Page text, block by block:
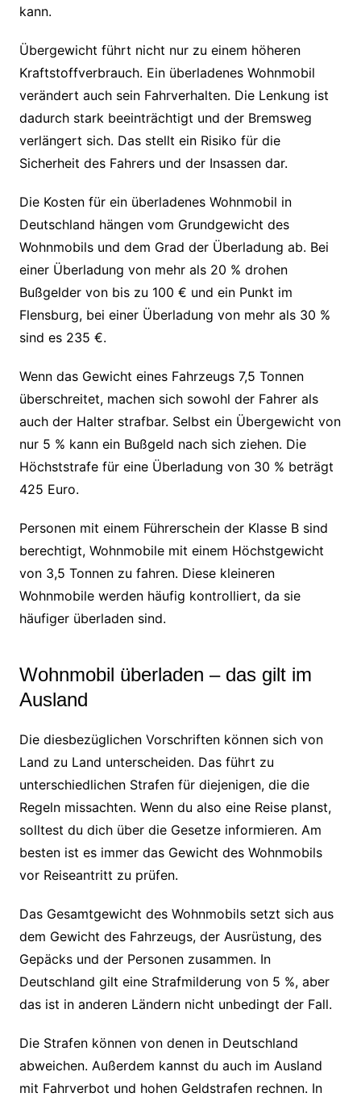
kann.
Übergewicht führt nicht nur zu einem höheren
Kraftstoffverbrauch. Ein überladenes Wohnmobil
verändert auch sein Fahrverhalten. Die Lenkung ist
dadurch stark beeinträchtigt und der Bremsweg
verlängert sich. Das stellt ein Risiko für die
Sicherheit des Fahrers und der Insassen dar.
Die Kosten für ein überladenes Wohnmobil in
Deutschland hängen vom Grundgewicht des
Wohnmobils und dem Grad der Überladung ab. Bei
einer Überladung von mehr als 20 % drohen
Bußgelder von bis zu 100 € und ein Punkt im
Flensburg, bei einer Überladung von mehr als 30 %
sind es 235 €.
Wenn das Gewicht eines Fahrzeugs 7,5 Tonnen
überschreitet, machen sich sowohl der Fahrer als
auch der Halter strafbar. Selbst ein Übergewicht von
nur 5 % kann ein Bußgeld nach sich ziehen. Die
Höchststrafe für eine Überladung von 30 % beträgt
425 Euro.
Personen mit einem Führerschein der Klasse B sind
berechtigt, Wohnmobile mit einem Höchstgewicht
von 3,5 Tonnen zu fahren. Diese kleineren
Wohnmobile werden häufig kontrolliert, da sie
häufiger überladen sind.
Wohnmobil überladen – das gilt im
Ausland
Die diesbezüglichen Vorschriften können sich von
Land zu Land unterscheiden. Das führt zu
unterschiedlichen Strafen für diejenigen, die die
Regeln missachten. Wenn du also eine Reise planst,
solltest du dich über die Gesetze informieren. Am
besten ist es immer das Gewicht des Wohnmobils
vor Reiseantritt zu prüfen.
Das Gesamtgewicht des Wohnmobils setzt sich aus
dem Gewicht des Fahrzeugs, der Ausrüstung, des
Gepäcks und der Personen zusammen. In
Deutschland gilt eine Strafmilderung von 5 %, aber
das ist in anderen Ländern nicht unbedingt der Fall.
Die Strafen können von denen in Deutschland
abweichen. Außerdem kannst du auch im Ausland
mit Fahrverbot und hohen Geldstrafen rechnen. In